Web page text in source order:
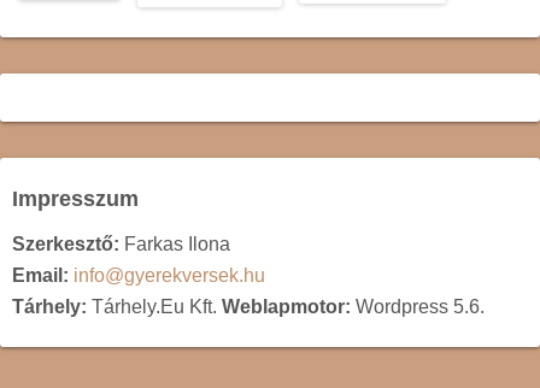
Impresszum
Szerkesztő: Farkas Ilona
Email: info@gyerekversek.hu
Tárhely: Tárhely.Eu Kft. Weblapmotor: Wordpress 5.6.